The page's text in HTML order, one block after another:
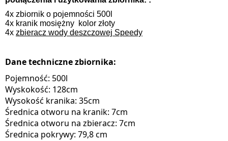
4x zbiornik o pojemności 500l
4x kranik mosiężny kolor złoty
4x zbieracz wody deszczowej Speedy
Dane techniczne zbiornika:
Pojemność: 500l
Wyskokość: 128cm
Wysokość kranika: 35cm
Średnica otworu na kranik: 7cm
Średnica otworu na zbieracz: 7cm
Średnica pokrywy: 79,8 cm